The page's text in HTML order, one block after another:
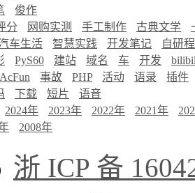
俊作
分 网购实测 手工制作 古典文学
车生活 智慧实践 开发笔记
自研
PyS60 建站 域名 车 开发
AcFun 事故 PHP 活动 语录
插件
下载 短片
语音
2024年 2023年 2022年 2021年
2008年
浙 ICP 备